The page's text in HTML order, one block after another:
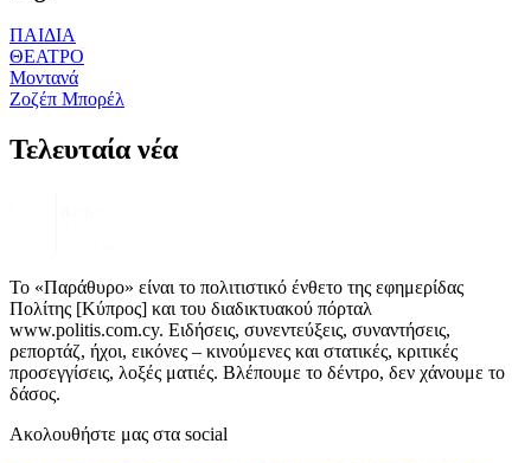
ΠΑΙΔΙΑ
ΘΕΑΤΡΟ
Μοντανά
Ζοζέπ Μπορέλ
Τελευταία νέα
Το «Παράθυρο» είναι το πολιτιστικό ένθετο της εφημερίδας
Πολίτης [Κύπρος] και του διαδικτυακού πόρταλ
www.politis.com.cy. Ειδήσεις, συνεντεύξεις, συναντήσεις,
ρεπορτάζ, ήχοι, εικόνες – κινούμενες και στατικές, κριτικές
προσεγγίσεις, λοξές ματιές. Βλέπουμε το δέντρο, δεν χάνουμε το
δάσος.
Ακολουθήστε μας στα social